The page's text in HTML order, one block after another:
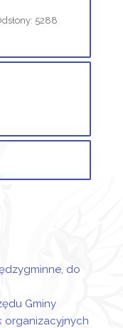
5288
do
Gminy
organizacyjnych